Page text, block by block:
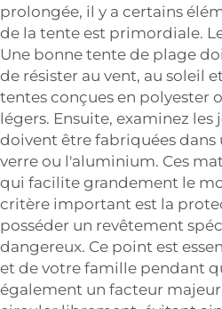
prolongée, il y a certains
de la tente est primordiale.
Une bonne tente de plage
de résister au vent, au soleil
tentes conçues en polyester
légers. Ensuite, examinez
doivent être fabriquées
verre ou l'aluminium. Ces
qui facilite grandement le
critère important est la
posséder un revêtement
dangereux. Ce point est
et de votre famille pendant
également un facteur